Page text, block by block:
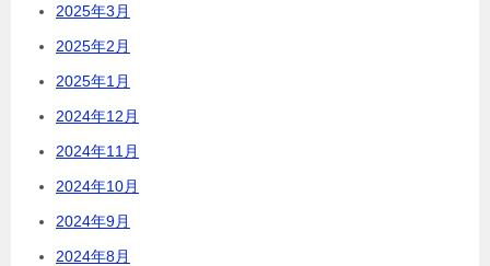
2025年3月
2025年2月
2025年1月
2024年12月
2024年11月
2024年10月
2024年9月
2024年8月